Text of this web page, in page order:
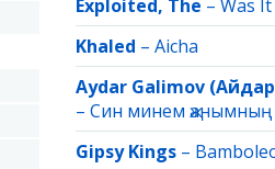
Exploited, The – Was
Khaled – Aicha
Aydar Galimov
– Син минем
Gipsy Kings –